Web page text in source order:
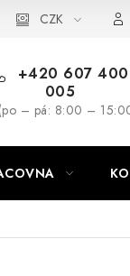
CZK
+420 607 400
005
– pá: 8:00 –